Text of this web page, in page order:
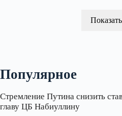
Популярное
Стремление Путина снизить
главу ЦБ Набиуллину